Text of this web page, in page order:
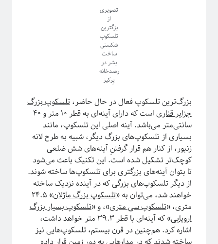
تصویری
از
بزگترین
تلسکوپ
شکستی
ساخت
بشر در
رصدخانه
یِرکیز
بزرگ‌ترین تلسکوپ فعال در حال حاضر،تلسکوپ بزرگ
جزایر قناری
است که دارای آینه‌ای به قطر ۱۰ متر و ۴۰
سانتی‌متر می‌باشد. آینه اصلی این تلسکوپ، مانند
بسیاری از تلسکوپ‌های بزرگ دیگر، شبیه به طرح لانه
زنبور، از کنار هم قرار گرفتنِ آینه‌های شش ضلعی
کوچک‌تر تشکیل شده است. این تکنیک باعث می‌شود
تا بتوان آینه‌های بزرگتری برای تلسکوپ‌ها ساخته شوند.
از دیگر تلسکوپ‌های بزرگی که در آینده نزدیک ساخته
خواهند شد، می‌توان به «تلسکوپ بزرگ ماژلان » ۲۴.۵
متری، «تلسکوپ سی متری»، و «تلسکوپ بسیار بزرگ
اروپایی
» که آینه‌ای با قطر ۳۹.۳ متر خواهد داشت،
اشاره کرد. هم‌چنین در قرن بیستم، تلسکوپ‌هایی نیز